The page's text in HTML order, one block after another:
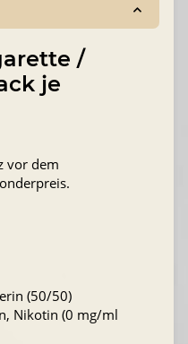
/
je
vor dem
(50/50)
Nikotin (0 mg/ml